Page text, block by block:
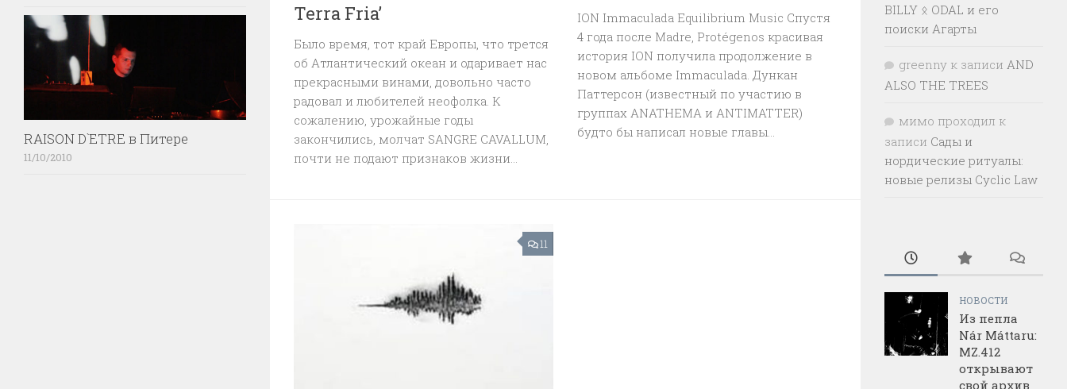
Terra Fria’
Было время, тот край Европы, что трется
об Атлантический океан и одаривает нас
прекрасными винами, довольно часто
радовал и любителей неофолка. К
сожалению, урожайные годы
закончились, молчат SANGRE CAVALLUM,
почти не подают признаков жизни...
ION Immaculada Equilibrium Music Спустя
4 года после Madre, Protégenos красивая
история ION получила продолжение в
новом альбоме Immaculada. Дункан
Паттерсон (известный по участию в
группах ANATHEMA и ANTIMATTER)
будто бы написал новые главы...
11
RAISON D`ETRE в Питере
11/10/2010
BILLY ᛟ ODAL и его
поиски Агарты
greenny к записи AND
ALSO THE TREES
мимо проходил к
записи Сады и
нордические ритуалы:
новые релизы Cyclic Law
НОВОСТИ
Из пепла
Nár Máttaru:
MZ.412
открывают
свой архив